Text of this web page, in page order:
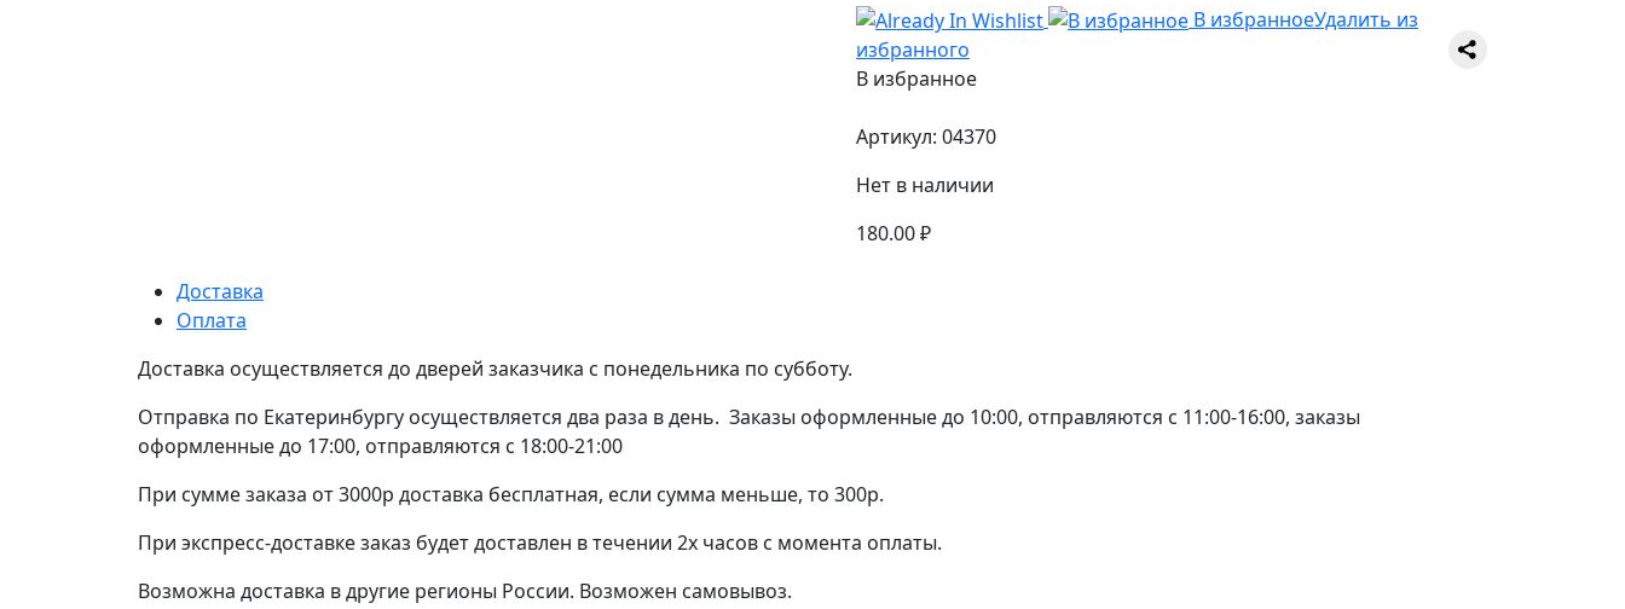
В избранноеУдалить из
избранного
В избранное
Артикул: 04370
Нет в наличии
180.00₽
Доставка
Оплата
Доставка осуществляется до дверей заказчика с понедельника по субботу.
Отправка по Екатеринбургу осуществляется два раза в день. Заказы оформленные до 10:00, отправляются с 11:00-16:00, заказы
оформленные до 17:00, отправляются с 18:00-21:00
При сумме заказа от 3000р доставка бесплатная, если сумма меньше, то 300р.
При экспресс-доставке заказ будет доставлен в течении 2х часов с момента оплаты.
Возможна доставка в другие регионы России. Возможен самовывоз.